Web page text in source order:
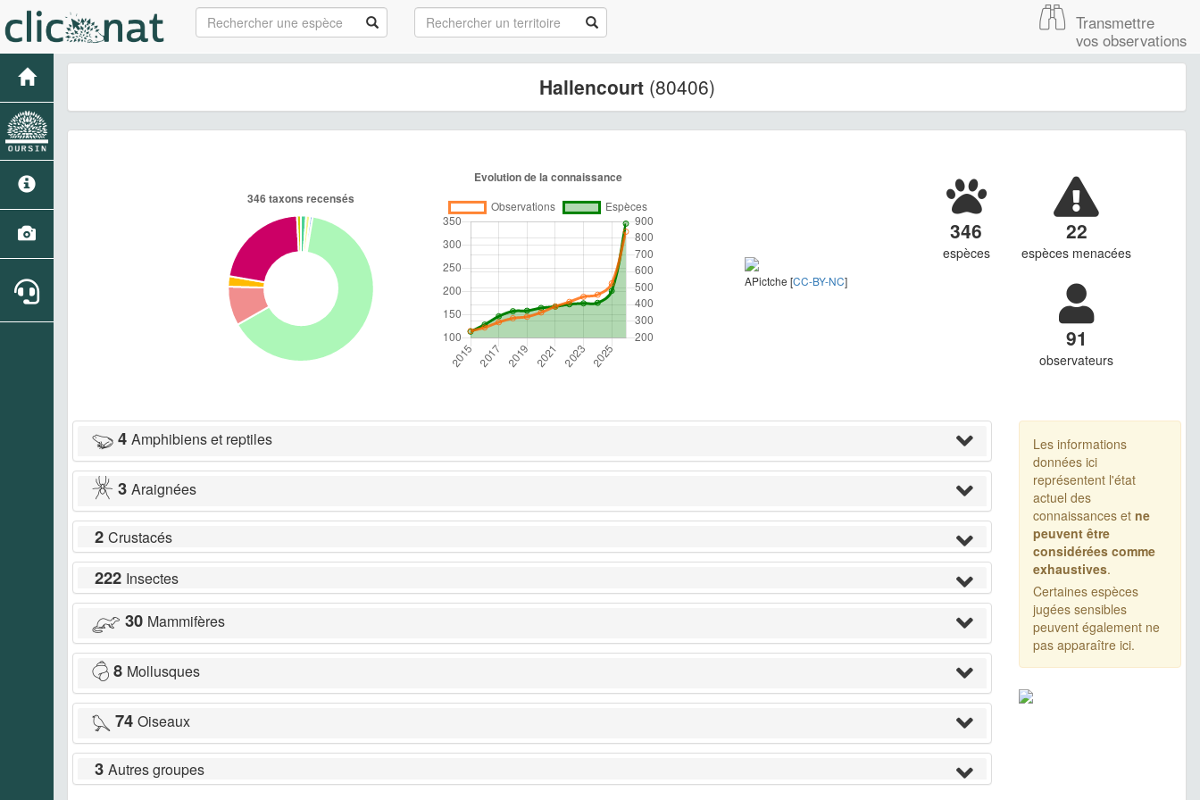
Transmettre
vos observations
Hallencourt (80406)
APictche [CC-BY-NC]
346
espèces
22
espèces menacées
91
observateurs
4 Amphibiens et reptiles
3 Araignées
2 Crustacés
222 Insectes
30 Mammifères
8 Mollusques
74 Oiseaux
3 Autres groupes
Les informations
données ici
représentent l'état
actuel des
connaissances et ne
peuvent être
considérées comme
exhaustives.
Certaines espèces
jugées sensibles
peuvent également ne
pas apparaître ici.